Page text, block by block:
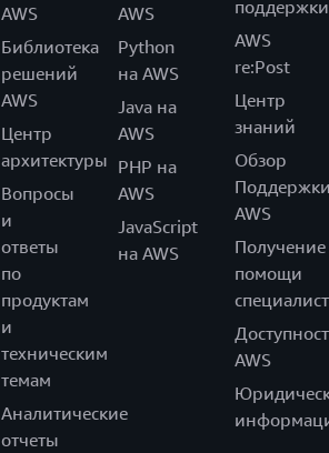
AWS
Библиотека
решений
AWS
Центр
архитектуры
Вопросы
и
ответы
по
продуктам
и
техническим
темам
Аналитические
отчеты
AWS
Python
на AWS
Java на
AWS
PHP на
AWS
JavaScript
на AWS
поддержки
AWS
re:Post
Центр
знаний
Обзор
AWS
Получение
помощи
AWS